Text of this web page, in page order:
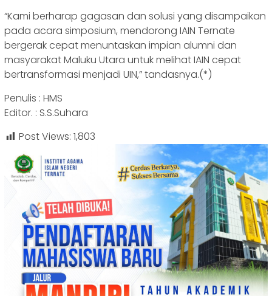
“Kami berharap gagasan dan solusi yang disampaikan
pada acara simposium, mendorong IAIN Ternate
bergerak cepat menuntaskan impian alumni dan
masyarakat Maluku Utara untuk melihat IAIN cepat
bertransformasi menjadi UIN,” tandasnya.(*)
Penulis : HMS
Editor. : S.S.Suhara
Post Views: 1,803